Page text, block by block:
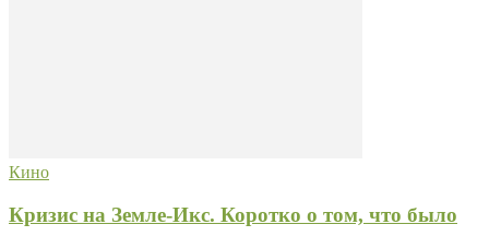
Кино
Кризис на Земле-Икс. Коротко о том, что было